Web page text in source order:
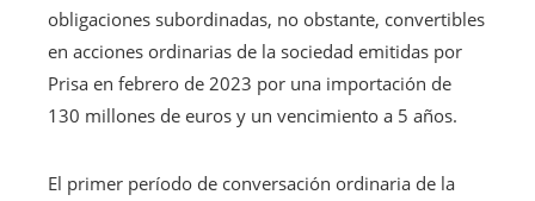
obligaciones subordinadas, no obstante, convertibles
en acciones ordinarias de la sociedad emitidas por
Prisa en febrero de 2023 por una importación de
130 millones de euros y un vencimiento a 5 años.
El primer período de conversación ordinaria de la